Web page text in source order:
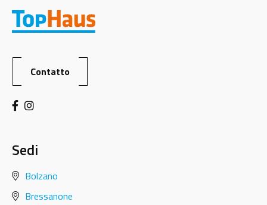
Contatto
Sedi
Bolzano
Bressanone